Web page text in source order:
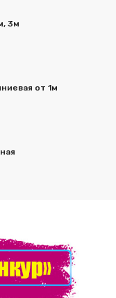
3м
от 1м